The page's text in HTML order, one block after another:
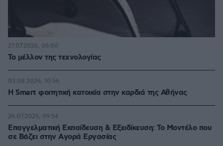
Το μέλλον της τεχνολογίας
27.07.2026, 06:00
Η Smart φοιτητική κατοικία στην καρδιά της Αθήνας
03.08.2026, 10:56
Επαγγελματική Εκπαίδευση & Εξειδίκευση: Το Mοντέλο που
σε Bάζει στην Aγορά Eργασίας
26.07.2026, 09:54